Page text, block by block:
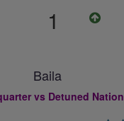
1
Baila
vs Detuned Nation